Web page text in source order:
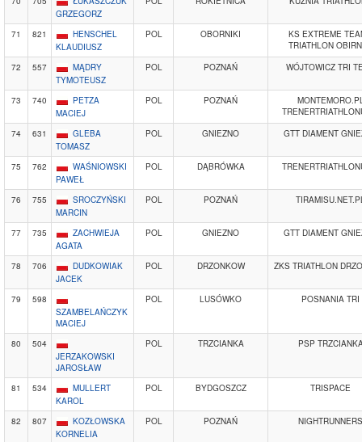
GRZEGORZ
71 821
HENSCHEL
KLAUDIUSZ
POL OBORNIKI
KS EXTREME
TRIATHLON
72
557
MĄDRY
TYMOTEUSZ
POL POZNAŃ WÓJTOWICZ TRI
73 740
PETZA
MACIEJ
POL POZNAŃ
74
631
GLEBA
TOMASZ
POL GNIEZNO GTT DIAMENT
75 762
WAŚNIOWSKI
PAWEŁ
POL DĄBRÓWKA
76 755
SROCZYŃSKI
MARCIN
POL POZNAŃ
77 735
ZACHWIEJA
AGATA
POL GNIEZNO GTT DIAMENT
78 706
DUDKOWIAK
JACEK
POL DRZONKOW ZKS TRIATHLON
79
598
SZAMBELAŃCZYK
MACIEJ
POL LUSÓWKO POSNANIA TRI
80
504
JERZAKOWSKI
JAROSŁAW
POL TRZCIANKA PSP
81 534
MULLERT
KAROL
POL BYDGOSZCZ TRISPACE
82 807
KOZŁOWSKA
KORNELIA
POL POZNAŃ NIGHTRUNNERS